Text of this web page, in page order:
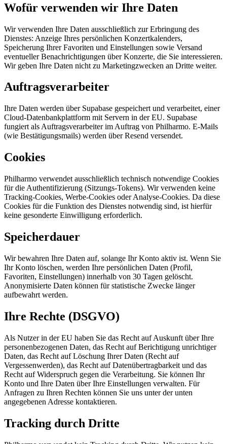
Wofür verwenden wir Ihre Daten
Wir verwenden Ihre Daten ausschließlich zur Erbringung des
Dienstes: Anzeige Ihres persönlichen Konzertkalenders,
Speicherung Ihrer Favoriten und Einstellungen sowie Versand
eventueller Benachrichtigungen über Konzerte, die Sie interessieren.
Wir geben Ihre Daten nicht zu Marketingzwecken an Dritte weiter.
Auftragsverarbeiter
Ihre Daten werden über Supabase gespeichert und verarbeitet, einer
Cloud-Datenbankplattform mit Servern in der EU. Supabase
fungiert als Auftragsverarbeiter im Auftrag von Philharmo. E-Mails
(wie Bestätigungsmails) werden über Resend versendet.
Cookies
Philharmo verwendet ausschließlich technisch notwendige Cookies
für die Authentifizierung (Sitzungs-Tokens). Wir verwenden keine
Tracking-Cookies, Werbe-Cookies oder Analyse-Cookies. Da diese
Cookies für die Funktion des Dienstes notwendig sind, ist hierfür
keine gesonderte Einwilligung erforderlich.
Speicherdauer
Wir bewahren Ihre Daten auf, solange Ihr Konto aktiv ist. Wenn Sie
Ihr Konto löschen, werden Ihre persönlichen Daten (Profil,
Favoriten, Einstellungen) innerhalb von 30 Tagen gelöscht.
Anonymisierte Daten können für statistische Zwecke länger
aufbewahrt werden.
Ihre Rechte (DSGVO)
Als Nutzer in der EU haben Sie das Recht auf Auskunft über Ihre
personenbezogenen Daten, das Recht auf Berichtigung unrichtiger
Daten, das Recht auf Löschung Ihrer Daten (Recht auf
Vergessenwerden), das Recht auf Datenübertragbarkeit und das
Recht auf Widerspruch gegen die Verarbeitung. Sie können Ihr
Konto und Ihre Daten über Ihre Einstellungen verwalten. Für
Anfragen zu Ihren Rechten können Sie uns unter der unten
angegebenen Adresse kontaktieren.
Tracking durch Dritte